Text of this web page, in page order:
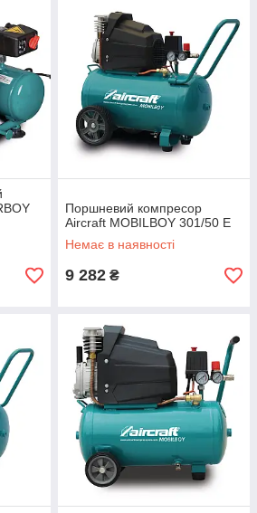
Поршневий компресор
Aircraft MOBILBOY 301/50 E
Немає в наявності
9 282 ₴